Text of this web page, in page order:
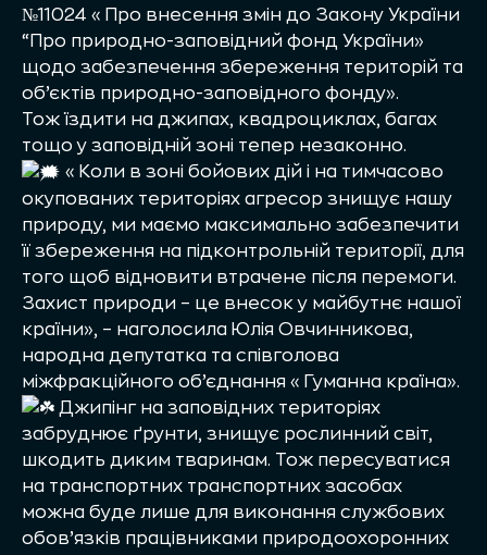
№11024 «Про внесення змін до Закону України
“Про природно-заповідний фонд України»
щодо забезпечення збереження територій та
об’єктів природно-заповідного фонду».
Тож їздити на джипах, квадроциклах, багах
тощо у заповідній зоні тепер незаконно.
«Коли в зоні бойових дій і на тимчасово
окупованих територіях агресор знищує нашу
природу, ми маємо максимально забезпечити
її збереження на підконтрольній території, для
того щоб відновити втрачене після перемоги.
Захист природи – це внесок у майбутнє нашої
країни», – наголосила Юлія Овчинникова,
народна депутатка та співголова
міжфракційного об’єднання «Гуманна країна».
Джипінг на заповідних територіях
забруднює ґрунти, знищує рослинний світ,
шкодить диким тваринам. Тож пересуватися
на транспортних транспортних засобах
можна буде лише для виконання службових
обов’язків працівниками природоохоронних